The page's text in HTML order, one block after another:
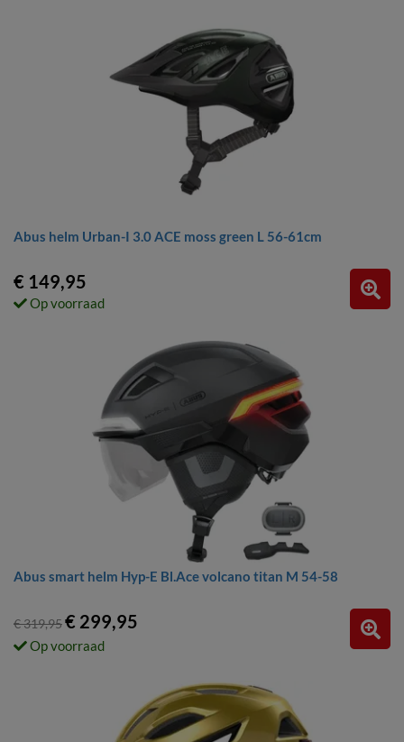
Abus helm Urban-I 3.0 ACE moss green L 56-61cm
€ 149,95
Op voorraad
Abus smart helm Hyp-E Bl.Ace volcano titan M 54-58
€ 319,95€ 299,95
Op voorraad